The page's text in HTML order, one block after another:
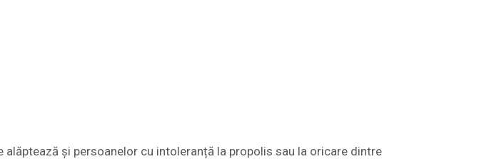
și persoanelor cu intoleranță la propolis sau la oricare dintre